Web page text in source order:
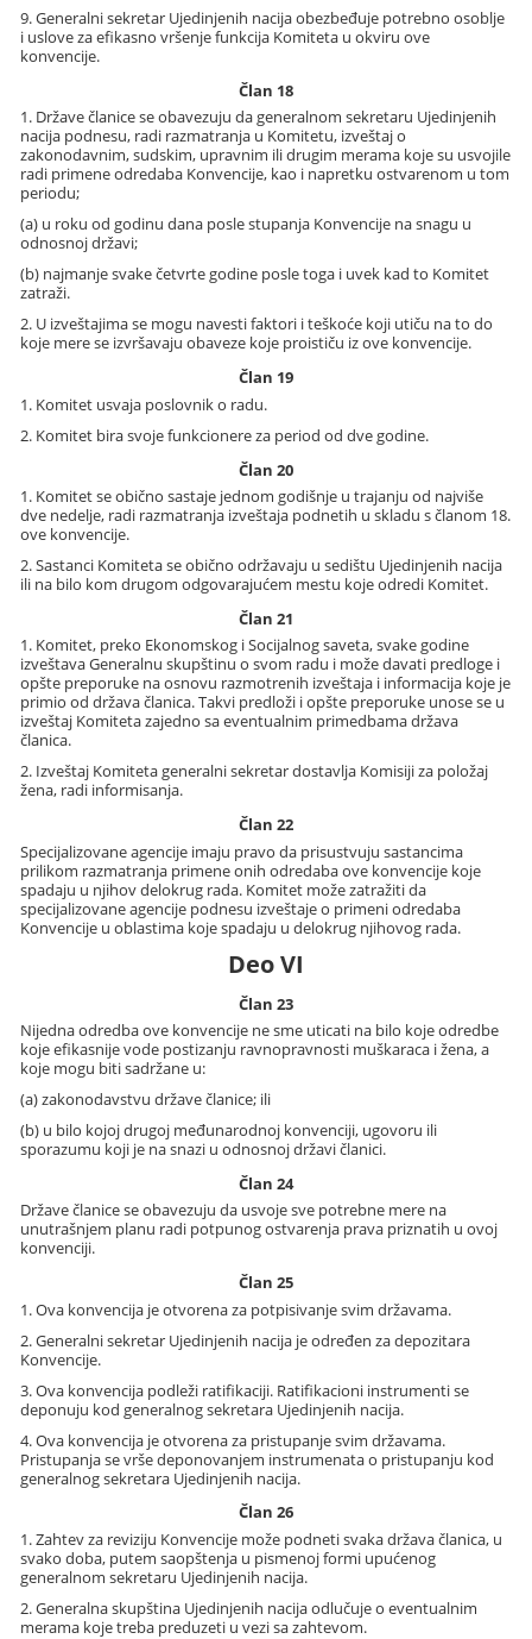
9. Generalni sekretar Ujedinjenih nacija obezbeđuje potrebno osoblje
i uslove za efikasno vršenje funkcija Komiteta u okviru ove
konvencije.
Član 18
1. Države članice se obavezuju da generalnom sekretaru Ujedinjenih
nacija podnesu, radi razmatranja u Komitetu, izveštaj o
zakonodavnim, sudskim, upravnim ili drugim merama koje su usvojile
radi primene odredaba Konvencije, kao i napretku ostvarenom u tom
periodu;
(a) u roku od godinu dana posle stupanja Konvencije na snagu u
odnosnoj državi;
(b) najmanje svake četvrte godine posle toga i uvek kad to Komitet
zatraži.
2. U izveštajima se mogu navesti faktori i teškoće koji utiču na to do
koje mere se izvršavaju obaveze koje proističu iz ove konvencije.
Član 19
1. Komitet usvaja poslovnik o radu.
2. Komitet bira svoje funkcionere za period od dve godine.
Član 20
1. Komitet se obično sastaje jednom godišnje u trajanju od najviše
dve nedelje, radi razmatranja izveštaja podnetih u skladu s članom 18.
ove konvencije.
2. Sastanci Komiteta se obično održavaju u sedištu Ujedinjenih nacija
ili na bilo kom drugom odgovarajućem mestu koje odredi Komitet.
Član 21
1. Komitet, preko Ekonomskog i Socijalnog saveta, svake godine
izveštava Generalnu skupštinu o svom radu i može davati predloge i
opšte preporuke na osnovu razmotrenih izveštaja i informacija koje je
primio od država članica. Takvi predloži i opšte preporuke unose se u
izveštaj Komiteta zajedno sa eventualnim primedbama država
članica.
2. Izveštaj Komiteta generalni sekretar dostavlja Komisiji za položaj
žena, radi informisanja.
Član 22
Specijalizovane agencije imaju pravo da prisustvuju sastancima
prilikom razmatranja primene onih odredaba ove konvencije koje
spadaju u njihov delokrug rada. Komitet može zatražiti da
specijalizovane agencije podnesu izveštaje o primeni odredaba
Konvencije u oblastima koje spadaju u delokrug njihovog rada.
Deo VI
Član 23
Nijedna odredba ove konvencije ne sme uticati na bilo koje odredbe
koje efikasnije vode postizanju ravnopravnosti muškaraca i žena, a
koje mogu biti sadržane u:
(a) zakonodavstvu države članice; ili
(b) u bilo kojoj drugoj međunarodnoj konvenciji, ugovoru ili
sporazumu koji je na snazi u odnosnoj državi članici.
Član 24
Države članice se obavezuju da usvoje sve potrebne mere na
unutrašnjem planu radi potpunog ostvarenja prava priznatih u ovoj
konvenciji.
Član 25
1. Ova konvencija je otvorena za potpisivanje svim državama.
2. Generalni sekretar Ujedinjenih nacija je određen za depozitara
Konvencije.
3. Ova konvencija podleži ratifikaciji. Ratifikacioni instrumenti se
deponuju kod generalnog sekretara Ujedinjenih nacija.
4. Ova konvencija je otvorena za pristupanje svim državama.
Pristupanja se vrše deponovanjem instrumenata o pristupanju kod
generalnog sekretara Ujedinjenih nacija.
Član 26
1. Zahtev za reviziju Konvencije može podneti svaka država članica, u
svako doba, putem saopštenja u pismenoj formi upućenog
generalnom sekretaru Ujedinjenih nacija.
2. Generalna skupština Ujedinjenih nacija odlučuje o eventualnim
merama koje treba preduzeti u vezi sa zahtevom.